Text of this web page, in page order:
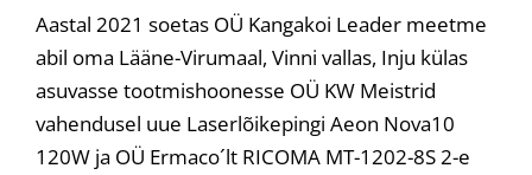
Aastal 2021 soetas OÜ Kangakoi Leader meetme
abil oma Lääne-Virumaal, Vinni vallas, Inju külas
asuvasse tootmishoonesse OÜ KW Meistrid
vahendusel uue Laserlõikepingi Aeon Nova10
120W ja OÜ Ermaco´lt RICOMA MT-1202-8S 2-e